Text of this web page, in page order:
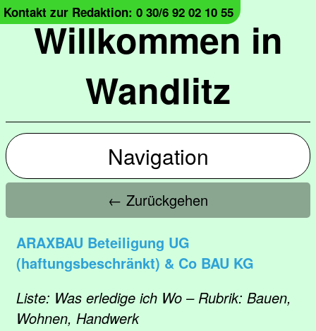
Willkommen in
Wandlitz
Kontakt zur Redaktion: 0 30/6 92 02 10 55
Navigation
← Zurückgehen
ARAXBAU Beteiligung UG
(haftungsbeschränkt) & Co BAU KG
Liste: Was erledige ich Wo – Rubrik: Bauen,
Wohnen, Handwerk